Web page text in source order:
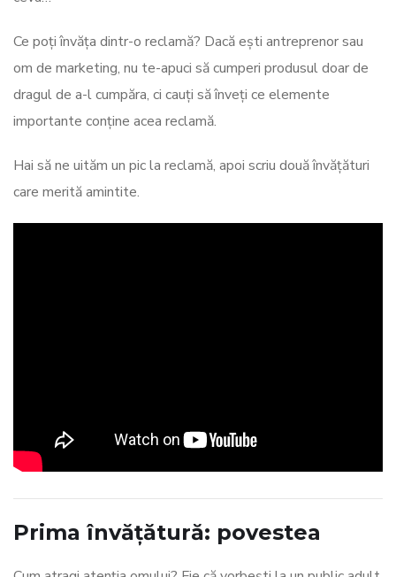
Ce poți învăța dintr-o reclamă? Dacă ești antreprenor sau
om de marketing, nu te-apuci să cumperi produsul doar de
dragul de a-l cumpăra, ci cauți să înveți ce elemente
importante conține acea reclamă.
Hai să ne uităm un pic la reclamă, apoi scriu două învățături
care merită amintite.
Prima învățătură: povestea